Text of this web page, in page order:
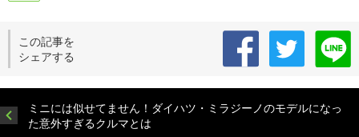
この記事を
シェアする
ミニには似せてません！ダイハツ・ミラジーノのモデルになっ
た意外すぎるクルマとは